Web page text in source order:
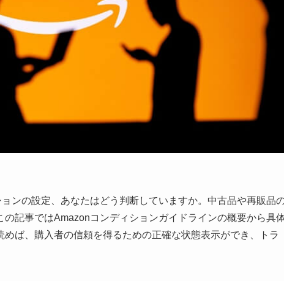
ンの設定、あなたはどう判断していますか。中古品や再販品
記事ではAmazonコンディションガイドラインの概要から具
ば、購入者の信頼を得るための正確な状態表示ができ、トラ